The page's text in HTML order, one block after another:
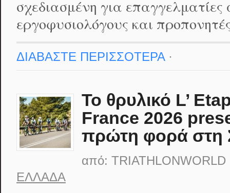
σχεδιασμένη για επαγγελματίες
εργοφυσιολόγους και
ΔΙΑΒΑΣΤΕ ΠΕΡΙΣΣΟΤΕΡΑ·
Το θρυλικό L’
France 2026
πρώτη φορά στη
από: TRIATHLONWORLD
ΕΛΛΆΔΑ